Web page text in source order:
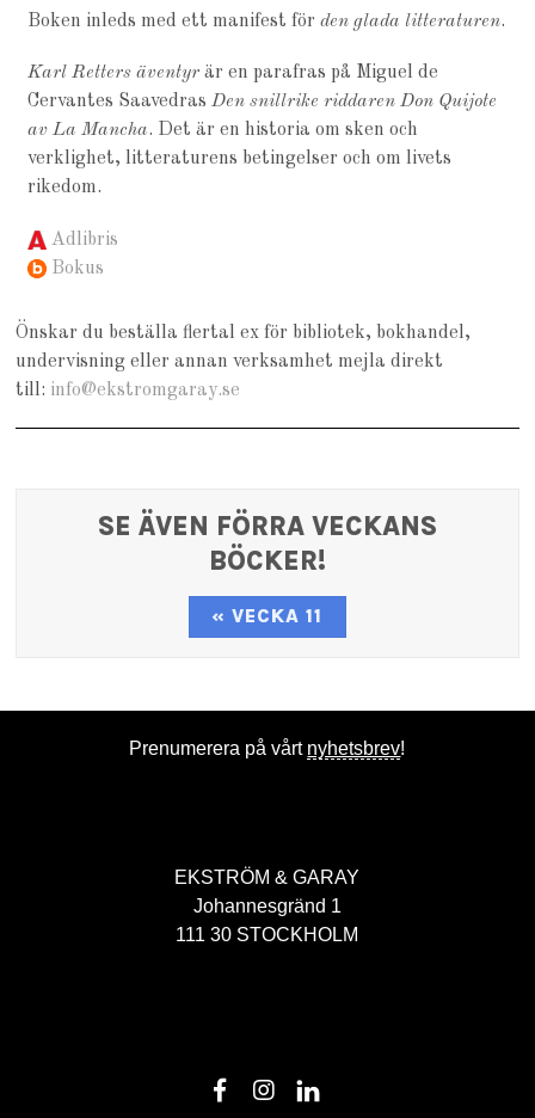
Boken inleds med ett manifest förden glada litteraturen.
Karl Retters äventyrär en parafras på Miguel de
Cervantes SaavedrasDen snillrike riddaren Don Quijote
av La Mancha. Det är en historia om sken och
verklighet, litteraturens betingelser och om livets
rikedom.
Adlibris
Bokus
Önskar du beställa flertal ex för bibliotek, bokhandel,
undervisning eller annan verksamhet mejla direkt
till: info@ekstromgaray.se
SE ÄVEN FÖRRA VECKANS
BÖCKER!
« VECKA 11
Prenumerera på vårt nyhetsbrev!
EKSTRÖM & GARAY
Johannesgränd 1
111 30 STOCKHOLM